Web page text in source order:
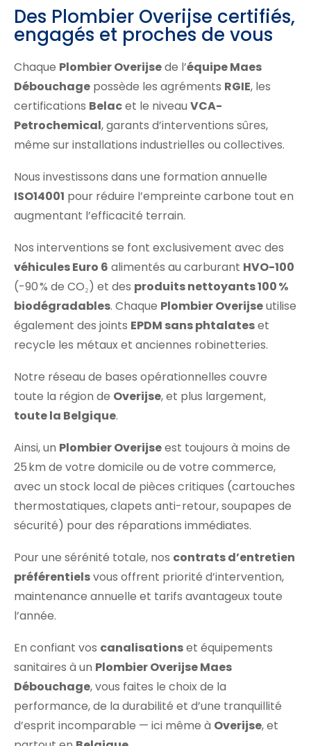
Des Plombier Overijse certifiés,
engagés et proches de vous
Chaque Plombier Overijsede l’équipe Maes
Débouchage possède les agréments RGIE, les
certifications Belacet le niveau VCA-
Petrochemical, garants d’interventions sûres,
même sur installations industrielles ou collectives.
Nous investissons dans une formation annuelle
ISO14001 pour réduire l’empreinte carbone tout en
augmentant l’efficacité terrain.
Nos interventions se font exclusivement avec des
véhicules Euro 6 alimentés au carburant HVO-100
(-90 % de CO₂) et des produits nettoyants 100 %
biodégradables. Chaque Plombier Overijseutilise
également des joints EPDM sans phtalateset
recycle les métaux et anciennes robinetteries.
Notre réseau de bases opérationnelles couvre
toute la région de Overijse, et plus largement,
toute la Belgique.
Ainsi, un Plombier Overijseest toujours à moins de
25 km de votre domicile ou de votre commerce,
avec un stock local de pièces critiques (cartouches
thermostatiques, clapets anti-retour, soupapes de
sécurité) pour des réparations immédiates.
Pour une sérénité totale, nos contrats d’entretien
préférentielsvous offrent priorité d’intervention,
maintenance annuelle et tarifs avantageux toute
l’année.
En confiant vos canalisationset équipements
sanitaires à un Plombier Overijse Maes
Débouchage, vous faites le choix de la
performance, de la durabilité et d’une tranquillité
d’esprit incomparable — ici même à Overijse, et